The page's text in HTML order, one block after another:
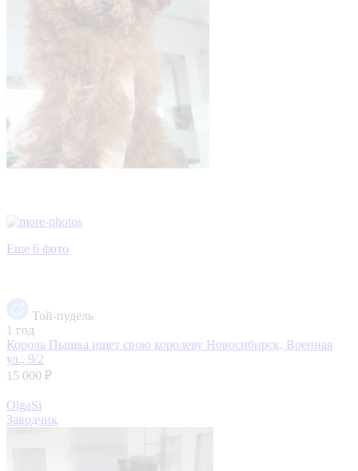
Еще 6 фото
Той-пудель
1 год
Король Пышка ищет свою королеву Новосибирск, Военная
ул., 9/2
15 000 ₽
OlgaSi
Заводчик